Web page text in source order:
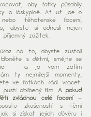
aby fotky působily
a láskyplně. Ať už jde o
těhotenské focení,
abyste si odnesli nejen
zážitek.
na to, abyste zůstali
blbněte s dětmi, smějte se
– a já vám zatím
ty nejmilejší momenty,
ve fotkách rádi vracet.
pustí oblíbený film. A pokud
zvládnou celé focení–
zkušeností s těmi
si získat jejich důvěru i